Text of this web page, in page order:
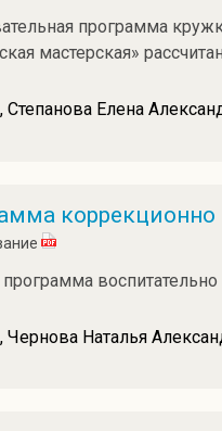
программа
мастерская»
, Степанова Елена
программа
, Чернова Наталья